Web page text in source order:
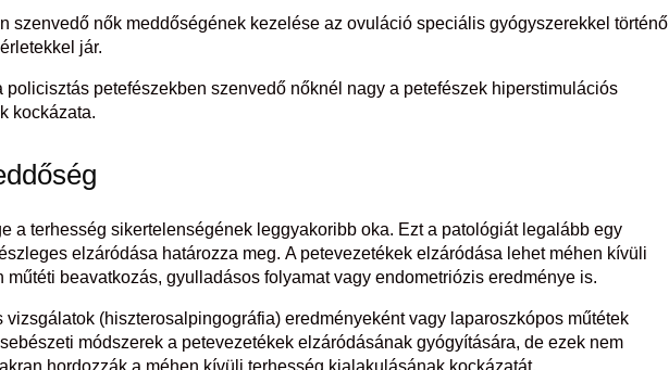
szenvedő nők meddőségének kezelése az ovuláció speciális gyógyszerekkel történő
jár.
policisztás petefészekben szenvedő nőknél nagy a petefészek hiperstimulációs
kockázata.
a terhesség sikertelenségének leggyakoribb oka. Ezt a patológiát legalább egy
elzáródása határozza meg. A petevezetékek elzáródása lehet méhen kívüli
műtéti beavatkozás, gyulladásos folyamat vagy endometriózis eredménye is.
vizsgálatok (hiszterosalpingográfia) eredményeként vagy laparoszkópos műtétek
módszerek a petevezetékek elzáródásának gyógyítására, de ezek nem
hordozzák a méhen kívüli terhesség kialakulásának kockázatát.